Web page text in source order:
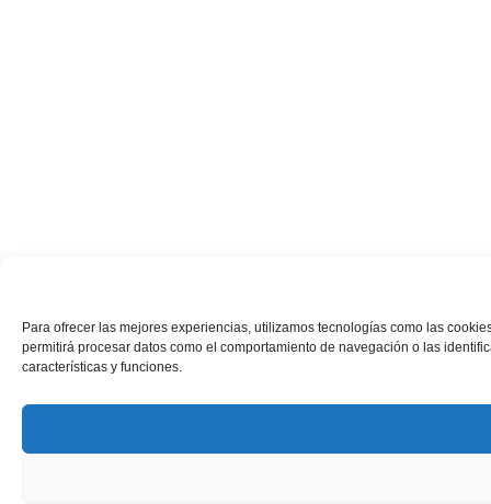
Para ofrecer las mejores experiencias, utilizamos tecnologías como las
permitirá procesar datos como el comportamiento de navegación o las
características y funciones.